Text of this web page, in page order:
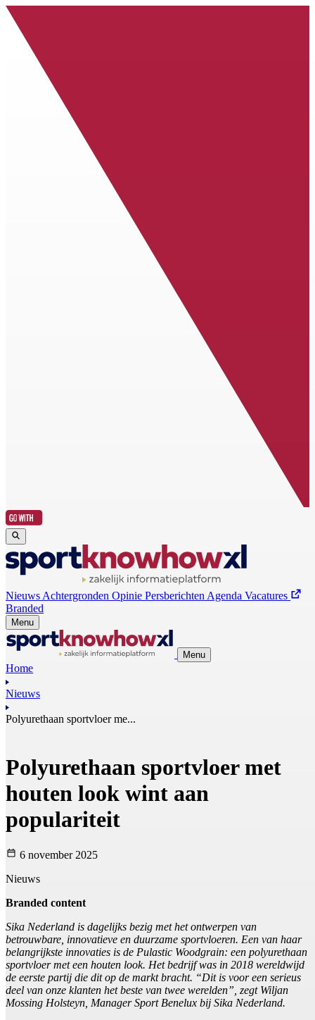
Nieuws Achtergronden Opinie Persberichten Agenda Vacatures
Branded
Menu
Menu
Home
Nieuws
Polyurethaan sportvloer me...
Polyurethaan sportvloer met
houten look wint aan
populariteit
6 november 2025
Nieuws
Branded content
Sika Nederland is dagelijks bezig met het ontwerpen van
betrouwbare, innovatieve en duurzame sportvloeren. Een van haar
belangrijkste innovaties is de Pulastic Woodgrain: een polyurethaan
sportvloer met een houten look. Het bedrijf was in 2018 wereldwijd
de eerste partij die dit op de markt bracht. “Dit is voor een serieus
deel van onze klanten het beste van twee werelden”, zegt Wiljan
Mossing Holsteyn, Manager Sport Benelux bij Sika Nederland.